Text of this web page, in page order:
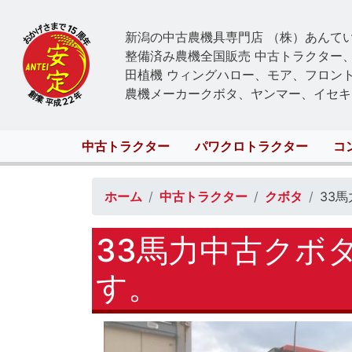
新潟の中古農機具専門店 （株）あんて
整備済み農機全国販売 中古トラクター
田植機 ウィングハロー、モア、フロン
農機メーカークボタ、ヤンマー、イセ
Main
navigation
中古トラクター パワクロトラクター コ
ホーム 中古トラクター クボタ 33馬
33馬力中古クボ
す。